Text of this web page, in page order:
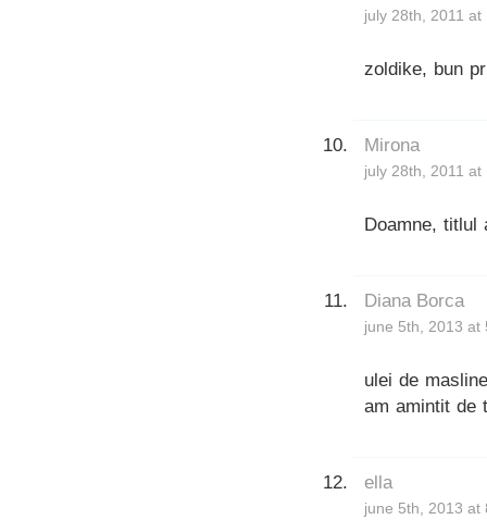
july 28th, 2011 at
zoldike, bun
Mirona
july 28th, 2011 at
Doamne, titlul
Diana Borca
june 5th, 2013 at
ulei de
am amintit de
ella
june 5th, 2013 at